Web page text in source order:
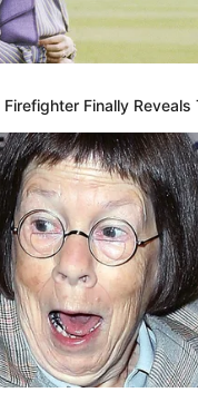
torpaqdan
mühəndisdən
Firefighter Finally Reveals